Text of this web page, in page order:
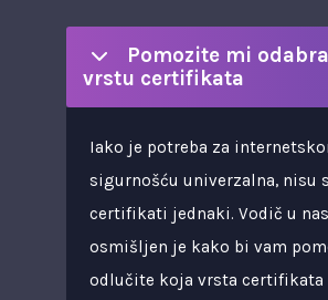
Pomozite mi
vrstu certifikata
Iako je potreba za
sigurnošću univerzalna, nisu
certifikati jednaki. Vodič u
osmišljen je kako bi vam
odlučite koja vrsta certifikata